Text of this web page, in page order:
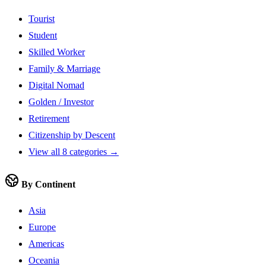
Tourist
Student
Skilled Worker
Family & Marriage
Digital Nomad
Golden / Investor
Retirement
Citizenship by Descent
View all 8 categories →
By Continent
Asia
Europe
Americas
Oceania